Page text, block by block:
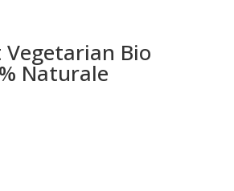
Vegetarian Bio
Naturale